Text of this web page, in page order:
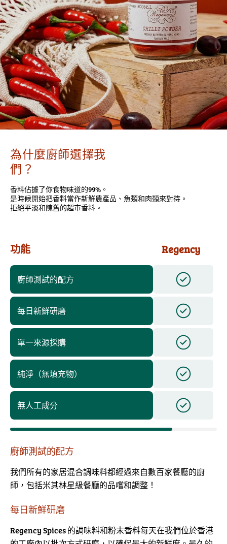
為什麼廚師選擇我
們？
香料佔據了你食物味道的99%。
是時候開始把香料當作新鮮農產品、魚類和肉類來對待。
拒絕平淡和陳舊的超市香料。
功能 Regency
廚師測試的配方
每日新鮮研磨
單一來源採購
純淨（無填充物）
無人工成分
廚師測試的配方
我們所有的家居混合調味料都經過來自數百家餐廳的廚
師，包括米其林星級餐廳的品嚐和調整！
每日新鮮研磨
Regency Spices 的調味料和粉末香料每天在我們位於香港